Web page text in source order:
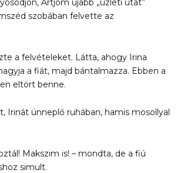
Artjom újabb „üzleti utat”
szobában felvette az
a felvételeket. Látta, ahogy Irina
a fiát, majd bántalmazza. Ebben a
eltört benne.
Irinát ünneplő ruhában, hamis mosollyal
Makszim is! – mondta, de a fiú
simult.